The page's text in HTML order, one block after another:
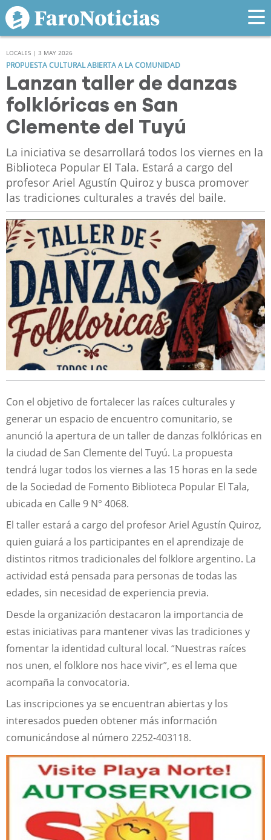
LOCALES | 3 MAY 2026
PROPUESTA CULTURAL ABIERTA A LA COMUNIDAD
Lanzan taller de danzas
folklóricas en San
Clemente del Tuyú
La iniciativa se desarrollará todos los viernes en la
Biblioteca Popular El Tala. Estará a cargo del
profesor Ariel Agustín Quiroz y busca promover
las tradiciones culturales a través del baile.
Con el objetivo de fortalecer las raíces culturales y
generar un espacio de encuentro comunitario, se
anunció la apertura de un taller de danzas folklóricas en
la ciudad de San Clemente del Tuyú. La propuesta
tendrá lugar todos los viernes a las 15 horas en la sede
de la Sociedad de Fomento Biblioteca Popular El Tala,
ubicada en Calle 9 N° 4068.
El taller estará a cargo del profesor Ariel Agustín Quiroz,
quien guiará a los participantes en el aprendizaje de
distintos ritmos tradicionales del folklore argentino. La
actividad está pensada para personas de todas las
edades, sin necesidad de experiencia previa.
Desde la organización destacaron la importancia de
estas iniciativas para mantener vivas las tradiciones y
fomentar la identidad cultural local. “Nuestras raíces
nos unen, el folklore nos hace vivir”, es el lema que
acompaña la convocatoria.
Las inscripciones ya se encuentran abiertas y los
interesados pueden obtener más información
comunicándose al número 2252-403118.